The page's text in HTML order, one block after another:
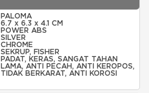
PALOMA
6.7 x 6.3 x 4.1 CM
POWER ABS
SILVER
CHROME
SEKRUP, FISHER
PADAT, KERAS, SANGAT TAHAN
LAMA, ANTI PECAH, ANTI KEROPOS,
TIDAK BERKARAT, ANTI KOROSI